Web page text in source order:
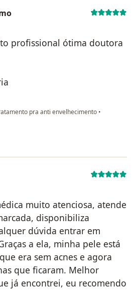
profissional ótima doutora
pra anti envelhecimento •
anônimo
muito atenciosa, atende
disponibiliza
dúvida entrar em
a ela, minha pele está
era sem acnes e agora
que ficaram. Melhor
já encontrei, eu recomendo